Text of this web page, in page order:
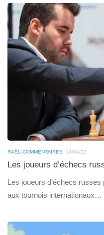
RAËL-COMMENTAIRES 14/04/22
Les joueurs d’échecs
Les joueurs d’échecs
aux tournois internationaux…